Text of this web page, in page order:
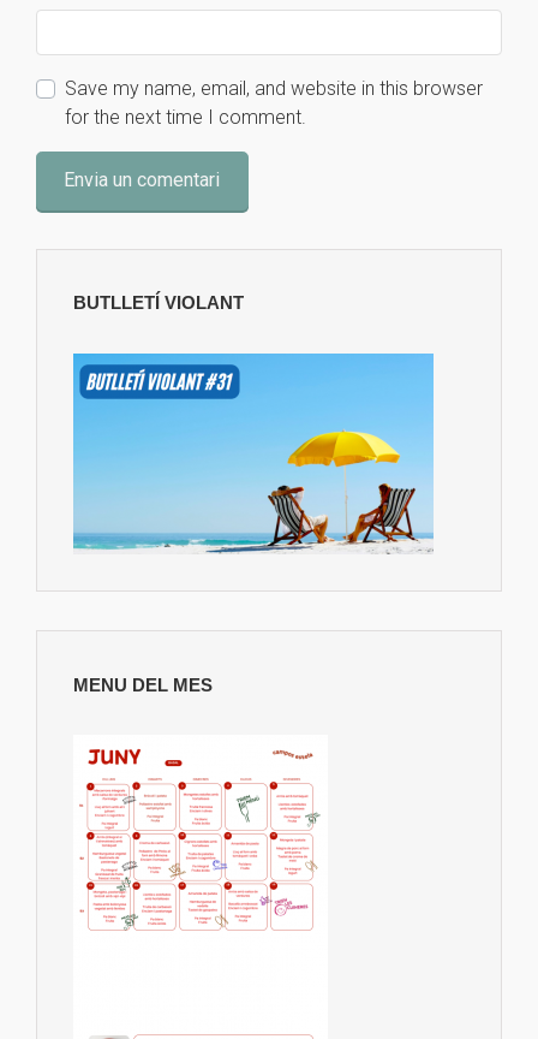
Save my name, email, and website in this browser
for the next time I comment.
BUTLLETÍ VIOLANT
MENU DEL MES